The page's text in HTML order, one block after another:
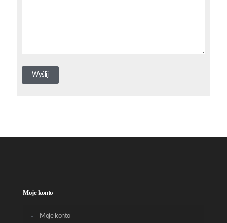
Moje konto
Moje konto